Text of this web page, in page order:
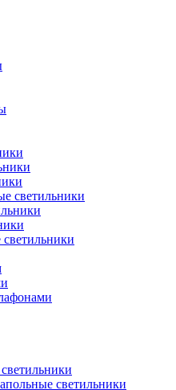
светильники
светильники